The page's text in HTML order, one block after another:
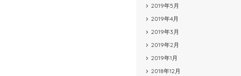
2019年5月
2019年4月
2019年3月
2019年2月
2019年1月
2018年12月